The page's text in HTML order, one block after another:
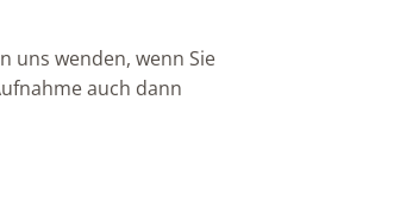
uns wenden, wenn Sie
auch dann